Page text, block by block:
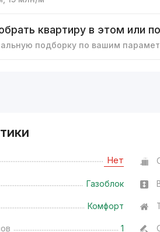
квартиру в этом или
подборку по вашим
Нет
Газоблок
Комфорт
1